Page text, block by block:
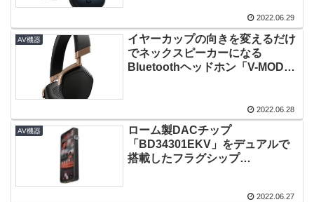
2022.06.29
AV機器
イヤーカップの向きを変えるだけ
でネックスピーカーになる
Bluetoothヘッドホン「V-MODA
2022.06.28
AV機器
ローム製DACチップ
「BD34301EKV」をデュアルで
搭載したフラグシップ
2022.06.27